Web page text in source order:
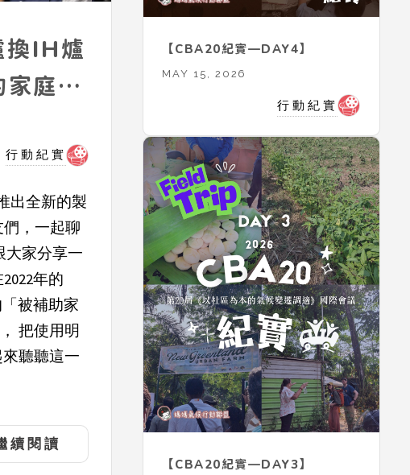
換IH爐
庭減
行動紀實
出全新的製
，一起聊
大家分享一
年的
被補助家
把使用明
聽聽這一
續閱讀
【CBA20紀實—DAY4】
MAY 15, 2026
行動紀實
【CBA20紀實—DAY3】